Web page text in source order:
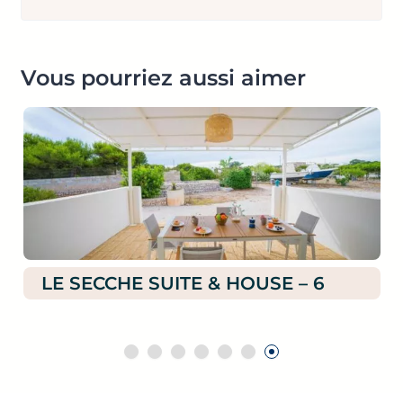
Vous pourriez aussi aimer
LE SECCHE SUITE & HOUSE – 6